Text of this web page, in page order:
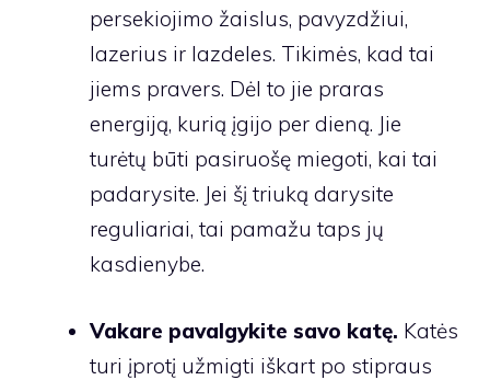
persekiojimo žaislus, pavyzdžiui,
lazerius ir lazdeles. Tikimės, kad tai
jiems pravers. Dėl to jie praras
energiją, kurią įgijo per dieną. Jie
turėtų būti pasiruošę miegoti, kai tai
padarysite. Jei šį triuką darysite
reguliariai, tai pamažu taps jų
kasdienybe.
Vakare pavalgykite savo katę. Katės
turi įprotį užmigti iškart po stipraus